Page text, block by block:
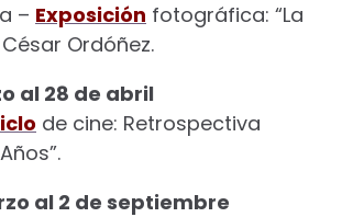
– Exposición fotográfica: “La
Ordóñez.
al 28 de abril
de cine: Retrospectiva
al 2 de septiembre